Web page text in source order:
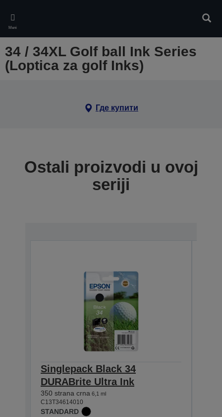
main
content
Meni
34 / 34XL Golf ball Ink Series
(Loptica za golf Inks)
Где купити
Ostali proizvodi u ovoj
seriji
Singlepack Black 34
DURABrite Ultra Ink
350 strana crna 6,1 ml
C13T34614010
STANDARD